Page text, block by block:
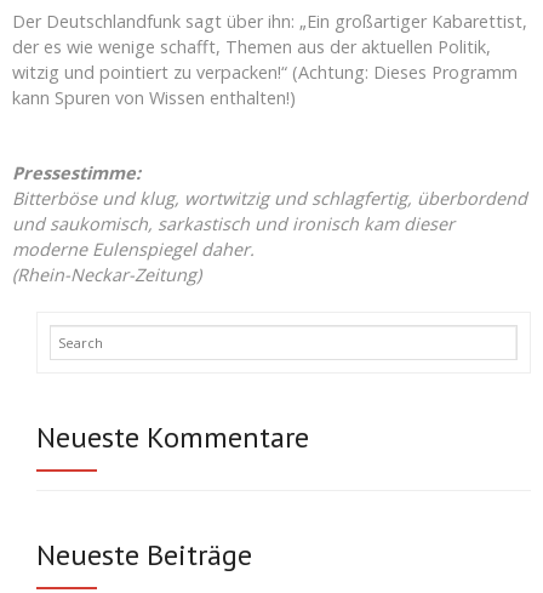
Der Deutschlandfunk sagt über ihn: „Ein großartiger Kabarettist,
der es wie wenige schafft, Themen aus der aktuellen Politik,
witzig und pointiert zu verpacken!“ (Achtung: Dieses Programm
kann Spuren von Wissen enthalten!)
Pressestimme:
Bitterböse und klug, wortwitzig und schlagfertig, überbordend
und saukomisch, sarkastisch und ironisch kam dieser
moderne Eulenspiegel daher.
(Rhein-Neckar-Zeitung)
Neueste Kommentare
Neueste Beiträge